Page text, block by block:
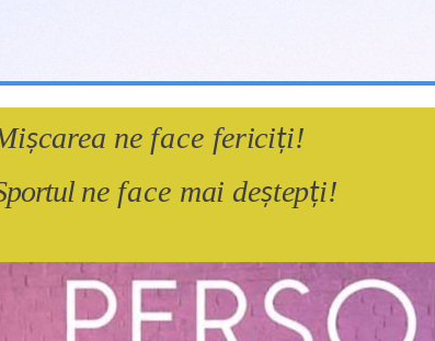
șcarea ne face fericiți!
ne face mai deștepți!